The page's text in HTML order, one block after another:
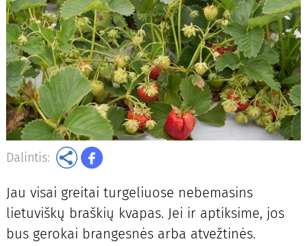
Dalintis:
Jau visai greitai turgeliuose nebemasins
lietuviškų braškių kvapas. Jei ir aptiksime, jos
bus gerokai brangesnės arba atvežtinės.